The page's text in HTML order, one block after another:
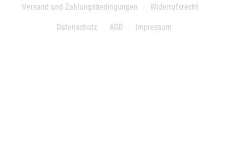
Versand und Zahlungsbedingungen Widerrufsrecht
Datenschutz AGB Impressum